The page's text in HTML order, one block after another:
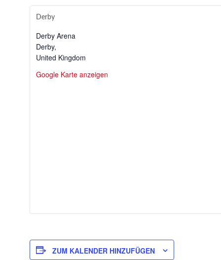
Derby
Derby Arena
Derby,
United Kingdom
Google Karte anzeigen
ZUM KALENDER HINZUFÜGEN